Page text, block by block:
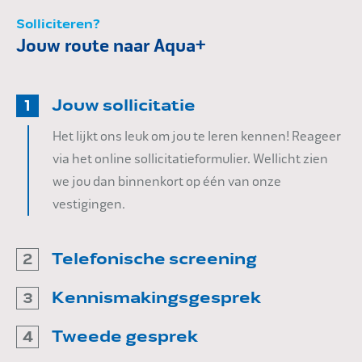
Solliciteren?
Jouw route naar Aqua+
1 Jouw sollicitatie
Het lijkt ons leuk om jou te leren kennen! Reageer
via het online sollicitatieformulier. Wellicht zien
we jou dan binnenkort op één van onze
vestigingen.
2 Telefonische screening
Als je sollicitatie goed aansluit bij de functie,
telefonisch gesprek. Zo leren we jou beter kennen
3 Kennismakingsgesprek
Wanneer we persoonlijk gaan kennismaken,
4 Tweede gesprek